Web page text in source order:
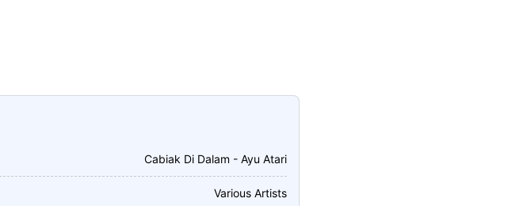
Cabiak Di Dalam - Ayu Atari
Various Artists